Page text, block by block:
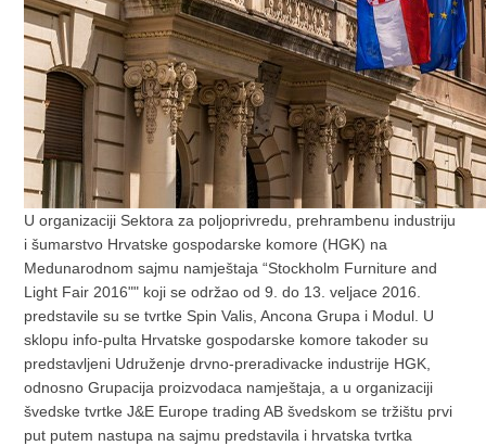
U organizaciji Sektora za poljoprivredu, prehrambenu industriju
i šumarstvo Hrvatske gospodarske komore (HGK) na
Medunarodnom sajmu namještaja “Stockholm Furniture and
Light Fair 2016"" koji se održao od 9. do 13. veljace 2016.
predstavile su se tvrtke Spin Valis, Ancona Grupa i Modul. U
sklopu info-pulta Hrvatske gospodarske komore takoder su
predstavljeni Udruženje drvno-preradivacke industrije HGK,
odnosno Grupacija proizvodaca namještaja, a u organizaciji
švedske tvrtke J&E Europe trading AB švedskom se tržištu prvi
put putem nastupa na sajmu predstavila i hrvatska tvrtka